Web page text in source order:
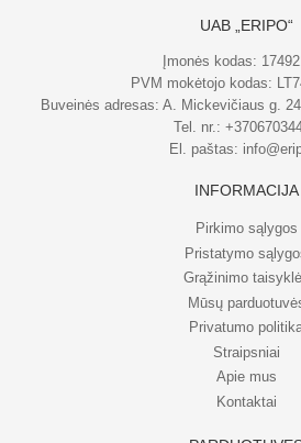
UAB „ERIPO“
Įmonės kodas:
PVM mokėtojo kodas:
Buveinės adresas: A. Mickevičiaus g.
Tel. nr.:
El. paštas:
INFORMACIJA
Pirkimo sąlygos
Pristatymo
Grąžinimo
Mūsų
Privatumo
Straipsniai
Apie mus
Kontaktai